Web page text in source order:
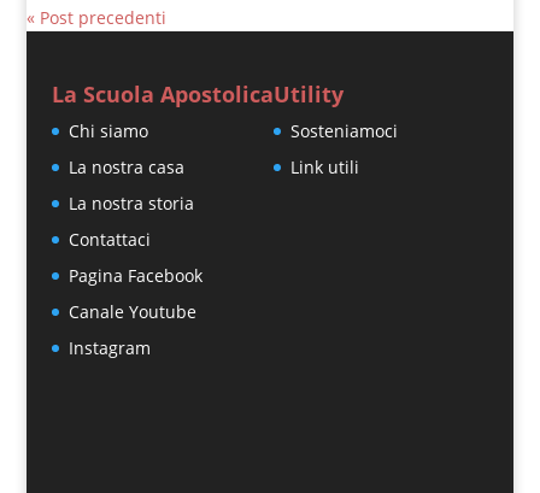
« Post precedenti
La Scuola Apostolica
Chi siamo
La nostra casa
La nostra storia
Contattaci
Pagina Facebook
Canale Youtube
Instagram
Utility
Sosteniamoci
Link utili